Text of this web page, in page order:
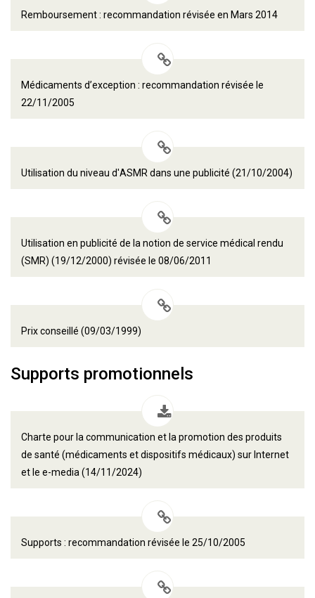
Remboursement : recommandation révisée en Mars 2014
Médicaments d’exception : recommandation révisée le
22/11/2005
Utilisation du niveau d'ASMR dans une publicité (21/10/2004)
Utilisation en publicité de la notion de service médical rendu
(SMR) (19/12/2000) révisée le 08/06/2011
Prix conseillé (09/03/1999)
Supports promotionnels
Charte pour la communication et la promotion des produits
de santé (médicaments et dispositifs médicaux) sur Internet
et le e-media (14/11/2024)
Supports : recommandation révisée le 25/10/2005